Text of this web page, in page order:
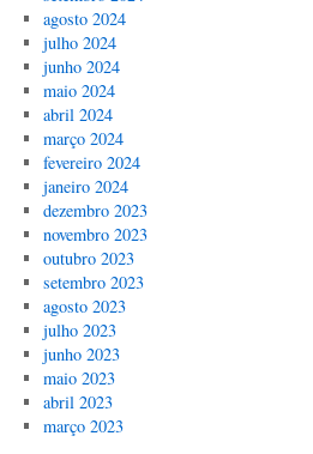
agosto 2024
julho 2024
junho 2024
maio 2024
abril 2024
março 2024
fevereiro 2024
janeiro 2024
dezembro 2023
novembro 2023
outubro 2023
setembro 2023
agosto 2023
julho 2023
junho 2023
maio 2023
abril 2023
março 2023